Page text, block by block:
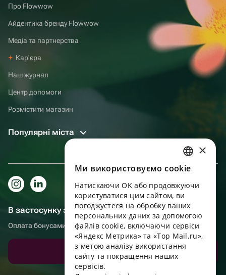
Про Flowwow
Айдентика бренду Flowwow
Медіа та партнерства
Карʼєра
Наш журнал
Центр допомоги
Розмістити магазин
Популярні міста
В застосунку зручніше!
Оплата бонусами, самовивіз, зручний чат підтримки
Завантажити додаток
RUSSIAN
ENGLISH
UKRAINIAN
PORTUGUESE
SPANISH
HUNGARIAN
×
Ми використовуємо cookie
Натискаючи OK або продовжуючи
користуватися цим сайтом, ви
погоджуєтеся на обробку ваших
персональних даних за допомогою
файлів cookie, включаючи сервіси
«Яндекс Метрика» та «Top Mail.ru»,
з метою аналізу використання
сайту та покращення наших
сервісів.